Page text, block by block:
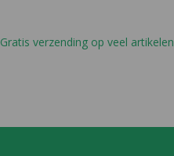
Gratis verzending op veel artikelen